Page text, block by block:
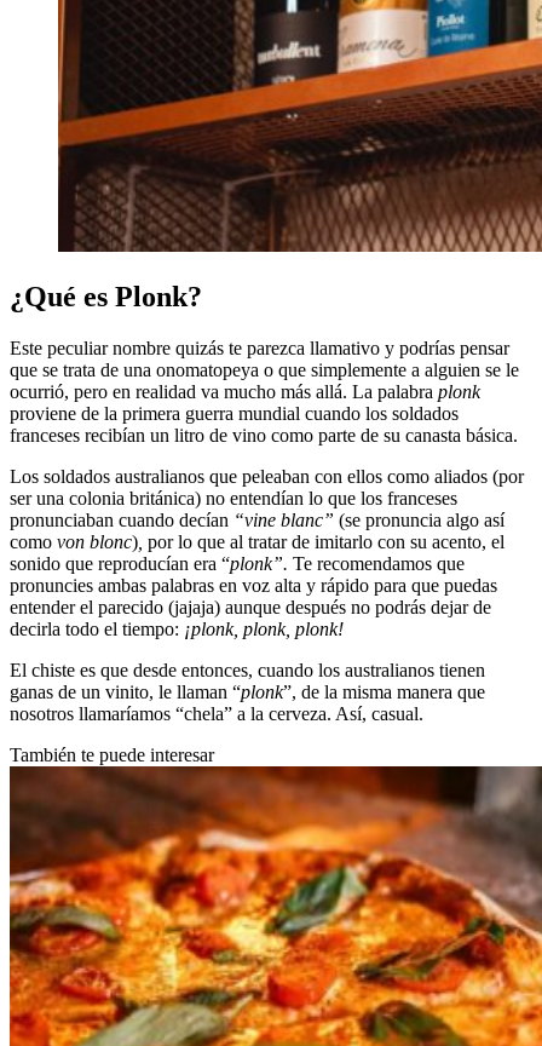
¿Qué es Plonk?
Este peculiar nombre quizás te parezca llamativo y podrías pensar
que se trata de una onomatopeya o que simplemente a alguien se le
ocurrió, pero en realidad va mucho más allá. La palabra plonk
proviene de la primera guerra mundial cuando los soldados
franceses recibían un litro de vino como parte de su canasta básica.
Los soldados australianos que peleaban con ellos como aliados (por
ser una colonia británica) no entendían lo que los franceses
pronunciaban cuando decían “vine blanc” (se pronuncia algo así
como von blonc) por lo que al tratar de imitarlo con su acento, el
sonido que reproducían era “plonk”. Te recomendamos que
pronuncies ambas palabras en voz alta y rápido para que puedas
entender el parecido (jajaja) aunque después no podrás dejar de
decirla todo el tiempo: ¡plonk, plonk, plonk!
El chiste es que desde entonces, cuando los australianos tienen
ganas de un vinito, le llaman “plonk”, de la misma manera que
nosotros llamaríamos “chela” a la cerveza. Así, casual.
También te puede interesar